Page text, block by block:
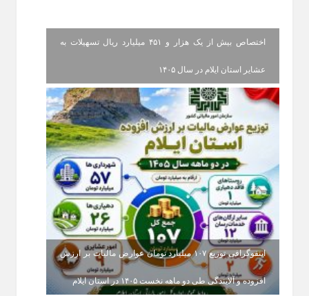
اختصاص بیش از یک هزار و ۴۵۱ میلیارد ریال تسهیلات به
عشایر استان ایلام در سال ۱۴۰۵
اینفوگرافی توزیع ۱۰۷ میلیارد تومان عوارض مالیات بر ارزش
افزوده و آلایندگی طی دو ماهه نخست ۱۴۰۵ در استان ایلام